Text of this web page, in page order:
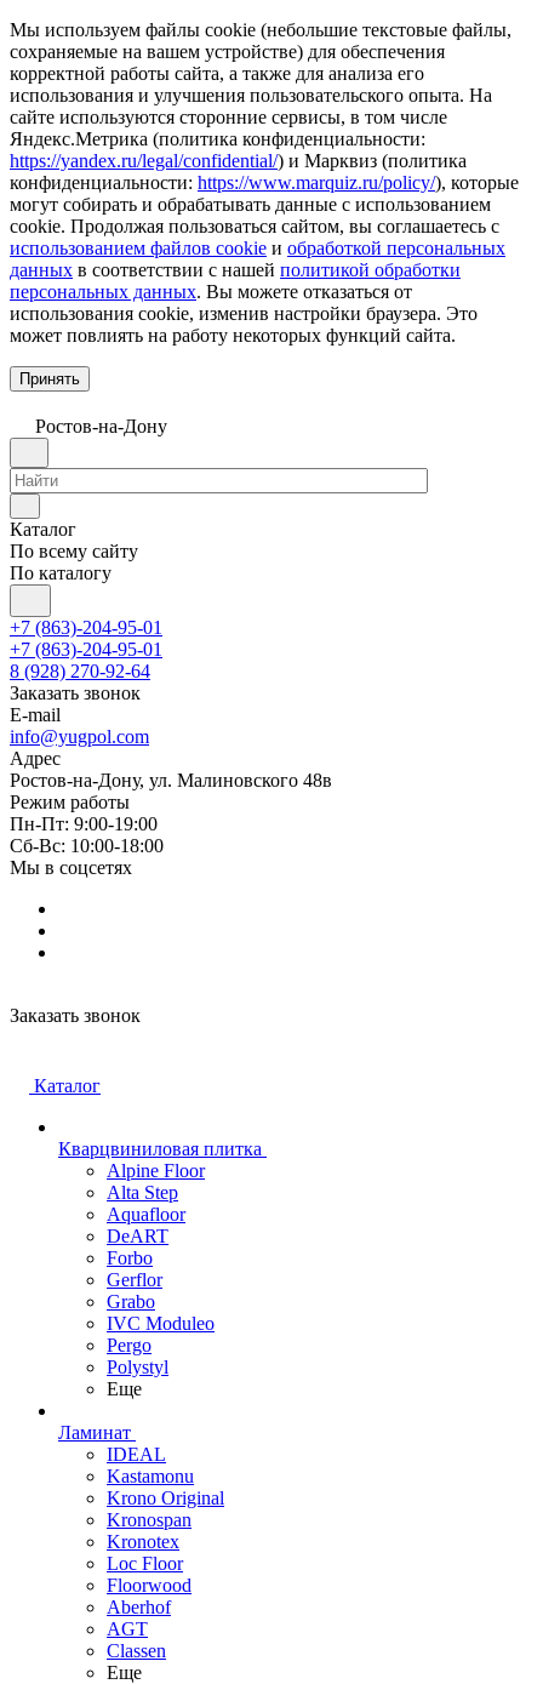
Мы используем файлы cookie (небольшие текстовые файлы,
сохраняемые на вашем устройстве) для обеспечения
корректной работы сайта, а также для анализа его
использования и улучшения пользовательского опыта. На
сайте используются сторонние сервисы, в том числе
Яндекс.Метрика (политика конфиденциальности:
https://yandex.ru/legal/confidential/) и Марквиз (политика
конфиденциальности: https://www.marquiz.ru/policy/), которые
могут собирать и обрабатывать данные с использованием
cookie. Продолжая пользоваться сайтом, вы соглашаетесь с
использованием файлов cookie и обработкой персональных
данных в соответствии с нашей политикой обработки
персональных данных. Вы можете отказаться от
использования cookie, изменив настройки браузера. Это
может повлиять на работу некоторых функций сайта.
Принять
Ростов-на-Дону
Каталог
По всему сайту
По каталогу
+7 (863)-204-95-01
+7 (863)-204-95-01
8 (928) 270-92-64
Заказать звонок
E-mail
info@yugpol.com
Адрес
Ростов-на-Дону, ул. Малиновского 48в
Режим работы
Пн-Пт: 9:00-19:00
Cб-Вс: 10:00-18:00
Мы в соцсетях
Заказать звонок
Каталог
Кварцвиниловая плитка
Alpine Floor
Alta Step
Aquafloor
DeART
Forbo
Gerflor
Grabo
IVC Moduleo
Pergo
Polystyl
Еще
Ламинат
IDEAL
Kastamonu
Krono Original
Kronospan
Kronotex
Loc Floor
Floorwood
Aberhof
AGT
Classen
Еще